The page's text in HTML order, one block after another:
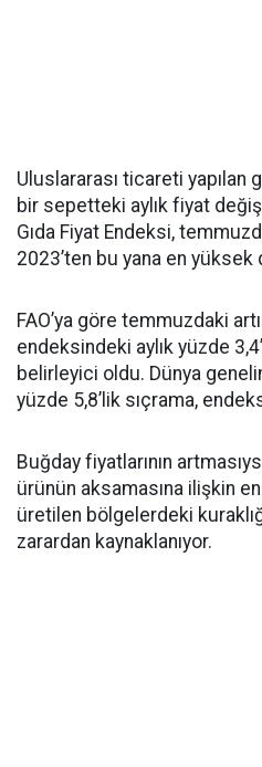
Uluslararası ticareti yapılan
bir sepetteki aylık fiyat
Gıda Fiyat Endeksi,
2023’ten bu yana en yüksek
FAO’ya göre temmuzdaki
endeksindeki aylık yüzde
belirleyici oldu. Dünya
yüzde 5,8’lik sıçrama,
Buğday fiyatlarının
ürünün aksamasına ilişkin
üretilen bölgelerdeki
zarardan kaynaklanıyor.